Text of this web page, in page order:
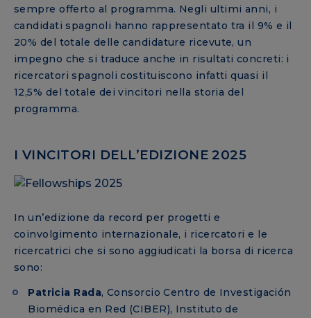
sempre offerto al programma. Negli ultimi anni, i
candidati spagnoli hanno rappresentato tra il 9% e il
20% del totale delle candidature ricevute, un
impegno che si traduce anche in risultati concreti: i
ricercatori spagnoli costituiscono infatti quasi il
12,5% del totale dei vincitori nella storia del
programma.
I VINCITORI DELL’EDIZIONE 2025
In un’edizione da record per progetti e
coinvolgimento internazionale, i ricercatori e le
ricercatrici che si sono aggiudicati la borsa di ricerca
sono:
Patricia Rada, Consorcio Centro de Investigación
Biomédica en Red (CIBER), Instituto de